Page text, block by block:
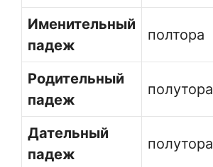
Именительный
падеж
полтора
Родительный
падеж
полутора
Дательный
падеж
полутора